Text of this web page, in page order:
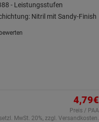
- Leistungsstufen
Nitril mit Sandy-Finish
4,79€
Preis / PAA
MwSt. 20%, zzgl. Versandkosten.